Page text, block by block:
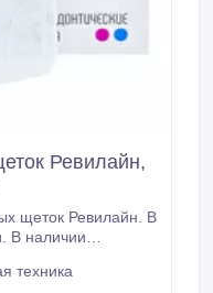
Ревилайн,
щеток Ревилайн. В
В наличии
техника